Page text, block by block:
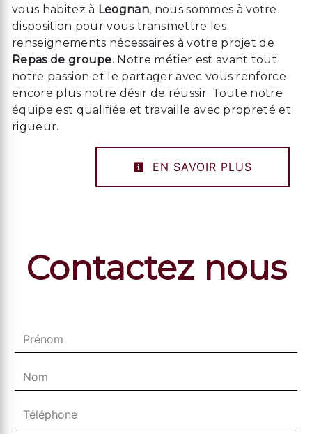
vous habitez à Leognan, nous sommes à votre
disposition pour vous transmettre les
renseignements nécessaires à votre projet de
Repas de groupe. Notre métier est avant tout
notre passion et le partager avec vous renforce
encore plus notre désir de réussir. Toute notre
équipe est qualifiée et travaille avec propreté et
rigueur.
EN SAVOIR PLUS
Contactez nous